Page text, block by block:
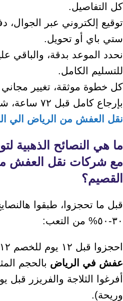
كل التفاصيل.
ستي باي أو تحويل.
نحدد الموعد بدقة، والباقي
للتسليم الكامل.
بإرجاع كامل قبل ٧٢ ساعة، شفافية ١٠٠% في
نقل العفش من الرياض الي
ما هي النصائح الذهبية
مع شركات نقل العفش
القصيم؟
قبل ما تحجزوا، طبقوا
٣٠-٥٠% من التعب:
احجزوا قبل ١٢ يوم للخصم ١٢% ولتوفر
عفش في الرياض بالحجم
أفرغوا الثلاجة والفريزر
وريحة).